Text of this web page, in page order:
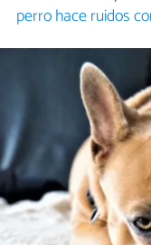
perro hace ruidos